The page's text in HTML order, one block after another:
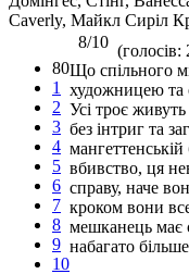
Caverly, Майкл Сиріл
80
1
2
3
4
5
6
7
8
9
10
8/10 (голосів:
Що спільного
художницею та
Усі троє
без інтриг та
мангеттенській
вбивство, ця
справу, наче
кроком вони
мешканець має
набагато